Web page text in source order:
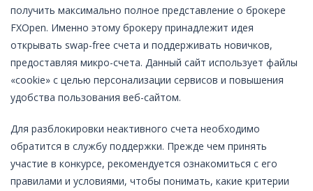
получить максимально полное представление о брокере
FXOpen. Именно этому брокеру принадлежит идея
открывать swap-free счета и поддерживать новичков,
предоставляя микро-счета. Данный сайт использует файлы
«cookie» с целью персонализации сервисов и повышения
удобства пользования веб-сайтом.
Для разблокировки неактивного счета необходимо
обратится в службу поддержки. Прежде чем принять
участие в конкурсе, рекомендуется ознакомиться с его
правилами и условиями, чтобы понимать, какие критерии